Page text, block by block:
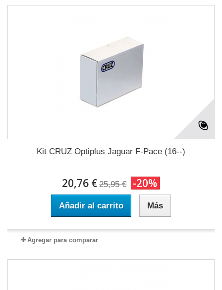
Kit CRUZ Optiplus Jaguar F-Pace (16--)
20,76 € 25,95 € -20%
Añadir al carrito Más
Agregar para comparar